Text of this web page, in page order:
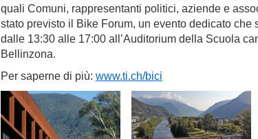
quali Comuni, rappresentanti politici, aziende e
stato previsto il Bike Forum, un evento dedicato che
dalle 13:30 alle 17:00 all’Auditorium della Scuola
Bellinzona.
Per saperne di più: www.ti.ch/bici